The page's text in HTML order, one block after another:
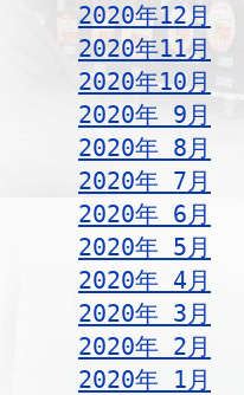
2020年12月
2020年11月
2020年10月
2020年 9月
2020年 8月
2020年 7月
2020年 6月
2020年 5月
2020年 4月
2020年 3月
2020年 2月
2020年 1月